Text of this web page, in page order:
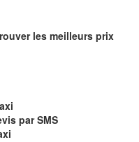
les meilleurs prix
par SMS